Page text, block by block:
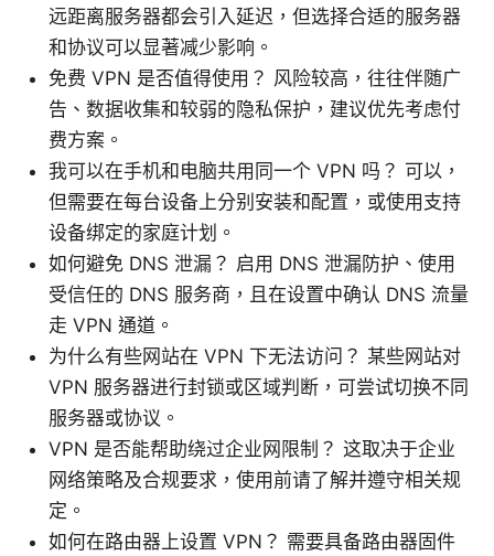
远距离服务器都会引入延迟，但选择合适的服务器
和协议可以显著减少影响。
免费 VPN 是否值得使用？ 风险较高，往往伴随广
告、数据收集和较弱的隐私保护，建议优先考虑付
费方案。
我可以在手机和电脑共用同一个 VPN 吗？ 可以，
但需要在每台设备上分别安装和配置，或使用支持
设备绑定的家庭计划。
如何避免 DNS 泄漏？ 启用 DNS 泄漏防护、使用
受信任的 DNS 服务商，且在设置中确认 DNS 流量
走 VPN 通道。
为什么有些网站在 VPN 下无法访问？ 某些网站对
VPN 服务器进行封锁或区域判断，可尝试切换不同
服务器或协议。
VPN 是否能帮助绕过企业网限制？ 这取决于企业
网络策略及合规要求，使用前请了解并遵守相关规
定。
如何在路由器上设置 VPN？ 需要具备路由器固件